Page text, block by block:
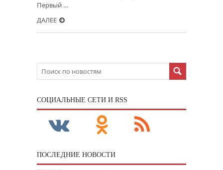
Первый …
ДАЛЕЕ
CОЦИАЛЬНЫЕ СЕТИ И RSS
ПОСЛЕДНИЕ НОВОСТИ